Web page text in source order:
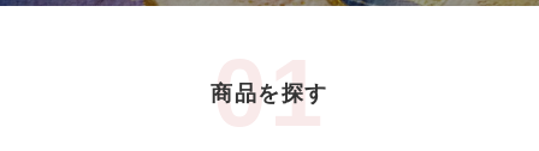
商品を探す